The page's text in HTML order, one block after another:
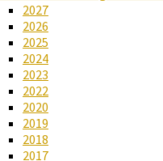
2027
2026
2025
2024
2023
2022
2020
2019
2018
2017